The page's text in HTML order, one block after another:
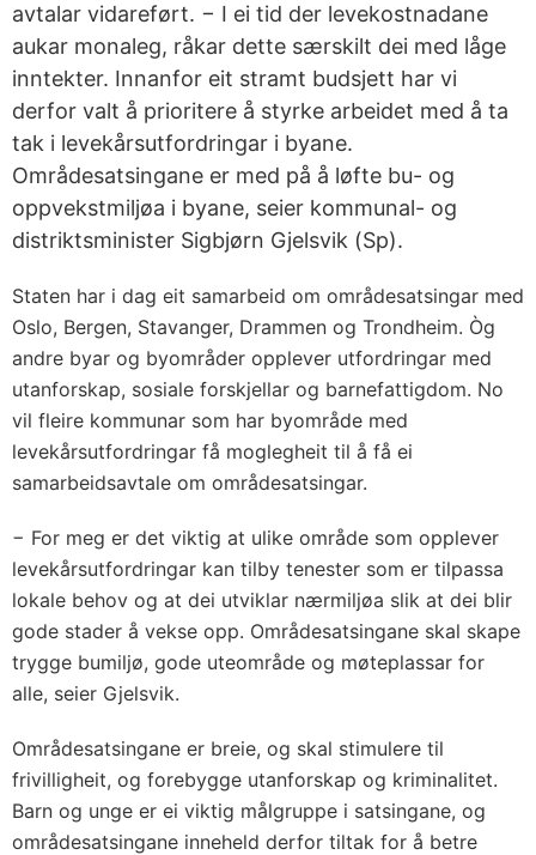
avtalar vidareført. − I ei tid der levekostnadane
aukar monaleg, råkar dette særskilt dei med låge
inntekter. Innanfor eit stramt budsjett har vi
derfor valt å prioritere å styrke arbeidet med å ta
tak i levekårsutfordringar i byane.
Områdesatsingane er med på å løfte bu- og
oppvekstmiljøa i byane, seier kommunal- og
distriktsminister Sigbjørn Gjelsvik (Sp).
Staten har i dag eit samarbeid om områdesatsingar med
Oslo, Bergen, Stavanger, Drammen og Trondheim. Òg
andre byar og byområder opplever utfordringar med
utanforskap, sosiale forskjellar og barnefattigdom. No
vil fleire kommunar som har byområde med
levekårsutfordringar få moglegheit til å få ei
samarbeidsavtale om områdesatsingar.
− For meg er det viktig at ulike område som opplever
levekårsutfordringar kan tilby tenester som er tilpassa
lokale behov og at dei utviklar nærmiljøa slik at dei blir
gode stader å vekse opp. Områdesatsingane skal skape
trygge bumiljø, gode uteområde og møteplassar for
alle, seier Gjelsvik.
Områdesatsingane er breie, og skal stimulere til
frivilligheit, og forebygge utanforskap og kriminalitet.
Barn og unge er ei viktig målgruppe i satsingane, og
områdesatsingane inneheld derfor tiltak for å betre